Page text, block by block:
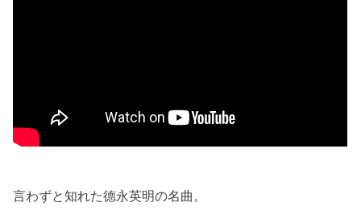
言わずと知れた德永英明の名曲。